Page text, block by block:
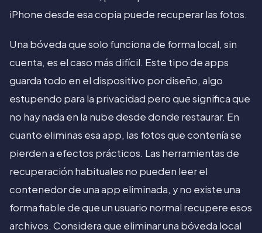
iPhone desde esa copia puede recuperar las fotos.
Una bóveda que solo funciona de forma local, sin
cuenta, es el caso más difícil. Este tipo de apps
guarda todo en el dispositivo por diseño, algo
estupendo para la privacidad pero que significa que
no hay nada en la nube desde donde restaurar. En
cuanto eliminas esa app, las fotos que contenía se
pierden a efectos prácticos. Las herramientas de
recuperación habituales no pueden leer el
contenedor de una app eliminada, y no existe una
forma fiable de que un usuario normal recupere esos
archivos. Considera que eliminar una bóveda local